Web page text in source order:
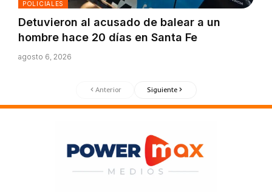
POLICIALES
Detuvieron al acusado de balear a un
hombre hace 20 días en Santa Fe
agosto 6, 2026
Anterior Siguiente